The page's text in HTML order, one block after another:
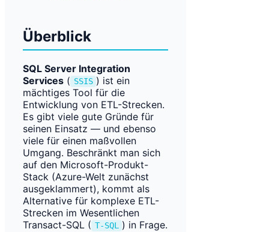
Überblick
SQL Server Integration
Services ( SSIS ) ist ein
mächtiges Tool für die
Entwicklung von ETL-Strecken.
Es gibt viele gute Gründe für
seinen Einsatz — und ebenso
viele für einen maßvollen
Umgang. Beschränkt man sich
auf den Microsoft-Produkt-
Stack (Azure-Welt zunächst
ausgeklammert), kommt als
Alternative für komplexe ETL-
Strecken im Wesentlichen
Transact-SQL ( T-SQL ) in Frage.